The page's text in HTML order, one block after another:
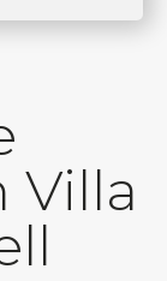
Villa